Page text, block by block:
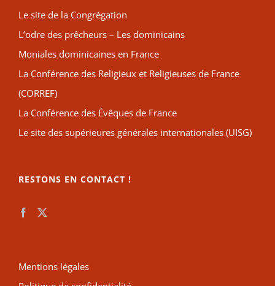
Le site de la Congrégation
L’odre des prêcheurs – Les dominicains
Moniales dominicaines en France
La Conférence des Religieux et Religieuses de France
(CORREF)
La Conférence des Évêques de France
Le site des supérieures générales internationales (UISG)
RESTONS EN CONTACT !
Mentions légales